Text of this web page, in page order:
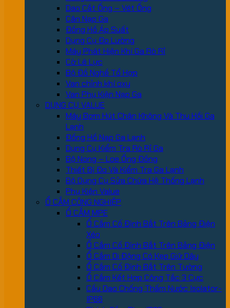
Dao Cắt Ống – Vét Ống
Cân Nạp Ga
Đồng Hồ Áp Suất
Dụng Cụ Đo Lường
Máy Phát Hiện Khí Ga Rò Rỉ
Cờ Lê Lực
Bộ Đồ Nghề Tổ Hợp
Van chỉnh khí oxy
Van Phụ Kiện Nạp Ga
DỤNG CỤ VALUE
Máy Bơm Hút Chân Không Và Thu Hồi Ga
Lạnh
Đồng Hồ Nạp Ga Lạnh
Dụng Cụ Kiểm Tra Rò Rỉ Ga
Bộ Nong – Loe Ống Đồng
Thiết Bị Đo Và Kiểm Tra Ga Lạnh
Bộ Dụng Cụ Sửa Chữa Hệ Thống Lạnh
Phụ Kiện Value
Ổ CẮM CÔNG NGHIỆP
Ổ CẮM MPE
Ổ Cắm Cố Định Bắt Trên Bảng Điện
Xéo
Ổ Cắm Cố Định Bắt Trên Bảng Điện
Ổ Cắm Di Động Có Kẹp Giữ Dây
Ổ Cắm Cố Định Bắt Trên Tường
Ổ Cắm Kết Hợp Công Tắc 3 Cực
Cầu Dao Chống Thấm Nước Isolator-
IP66